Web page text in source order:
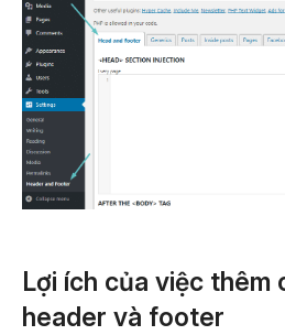
Lợi ích của việc thêm
header và footer